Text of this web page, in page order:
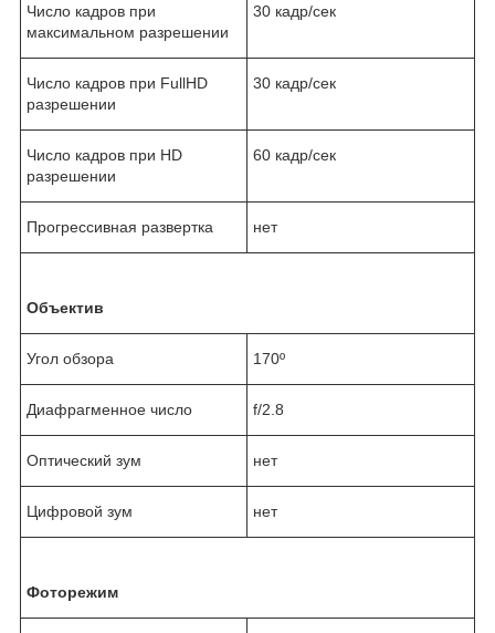
Число кадров при
максимальном разрешении
30 кадр/сек
Число кадров при FullHD
разрешении
30 кадр/сек
Число кадров при HD
разрешении
60 кадр/сек
Прогрессивная развертка нет
Объектив
Угол обзора 170º
Диафрагменное число f/2.8
Оптический зум нет
Цифровой зум нет
Фоторежим